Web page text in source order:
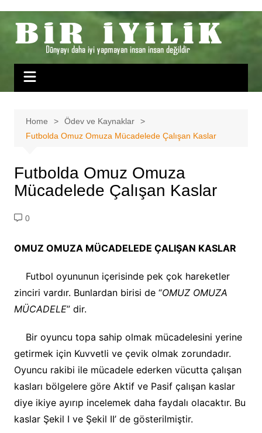
Home
Ödev ve Kaynaklar
Futbolda Omuz Omuza Mücadelede Çalışan Kaslar
Futbolda Omuz Omuza
Mücadelede Çalışan Kaslar
0
OMUZ OMUZA MÜCADELEDE ÇALIŞAN KASLAR
Futbol oyununun içerisinde pek çok hareketler
zinciri vardır. Bunlardan birisi de “OMUZ OMUZA
MÜCADELE” dir.
Bir oyuncu topa sahip olmak mücadelesini yerine
getirmek için Kuvvetli ve çevik olmak zorundadır.
Oyuncu rakibi ile mücadele ederken vücutta çalışan
kasları bölgelere göre Aktif ve Pasif çalışan kaslar
diye ikiye ayırıp incelemek daha faydalı olacaktır. Bu
kaslar Şekil I ve Şekil II’ de gösterilmiştir.